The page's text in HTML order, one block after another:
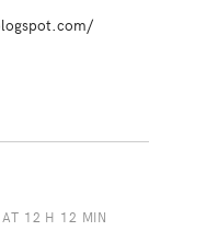
12 H 12 MIN